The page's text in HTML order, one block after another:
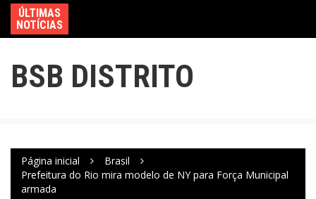
ÚLTIMAS
NOTÍCIAS
BSB DISTRITO
Página inicial
Brasil
Prefeitura do Rio mira modelo de NY para Força Municipal
armada